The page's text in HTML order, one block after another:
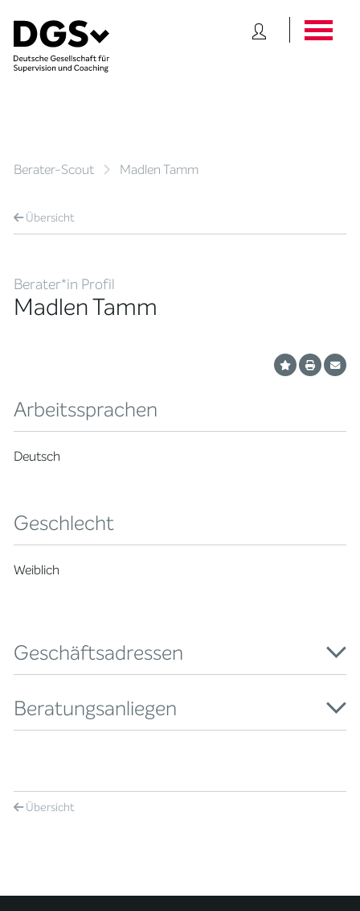
Berater-Scout Madlen Tamm
Übersicht
Berater*in Profil
Madlen Tamm
Arbeitssprachen
Deutsch
Geschlecht
Weiblich
Geschäftsadressen
Beratungsanliegen
Übersicht